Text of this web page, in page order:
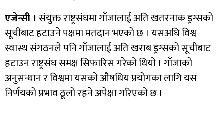
एजेन्सी । संयुक्त राष्ट्रसंघमा गाँजालाई अति खतरनाक ड्रग्सको
सूचीबाट हटाउने पक्षमा मतदान भएको छ । यसअघि विश्व
स्वास्थ संगठनले पनि गाँजालाई अति खराब ड्रग्सको सूचीबाट
हटाउन राष्ट्रसंघ समक्ष सिफारिस गरेको थियो । गाँजाको
अनुसन्धान र विश्वमा यसको औषधिय प्रयोगका लागि यस
निर्णयको प्रभाव ठूलो रहने अपेक्षा गरिएको छ ।